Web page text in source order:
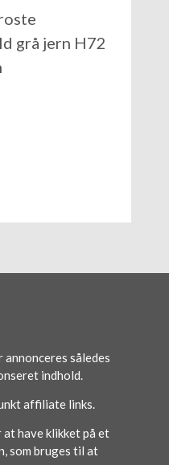
grå jern H72
således
indhold.
affiliate links.
have klikket på et
som bruges til at